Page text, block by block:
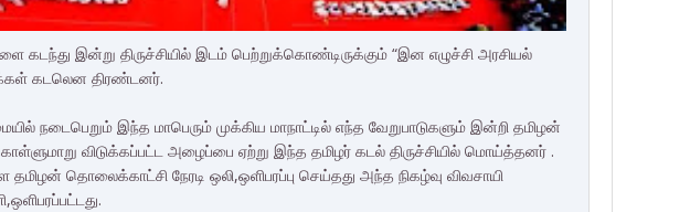
கடந்து இன்று திருச்சியில் இடம் பெற்றுக்கொண்டிருக்கும் “இன எழுச்சி அரசியல்
கடலென திரண்டனர்.
நடைபெறும் இந்த மாபெரும் முக்கிய மாநாட்டில் எந்த வேறுபாடுகளும் இன்றி தமிழன்
விடுக்கப்பட்ட அழைப்பை ஏற்று இந்த தமிழர் கடல் திருச்சியில் மொய்த்தனர் .
தமிழன் தொலைக்காட்சி நேரடி ஒலி,ஒளிபரப்பு செய்தது அந்த நிகழ்வு விவசாயி